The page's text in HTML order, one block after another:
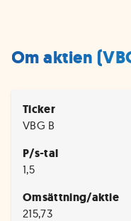
Om aktien
Ticker
VBG B
P/s-tal
1,5
Omsättning/aktie
215,73